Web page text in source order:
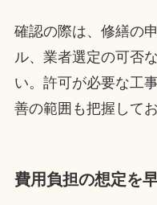
確認の際は、修繕の
ル、業者選定の可否
い。許可が必要な工
善の範囲も把握して
費用負担の想定を